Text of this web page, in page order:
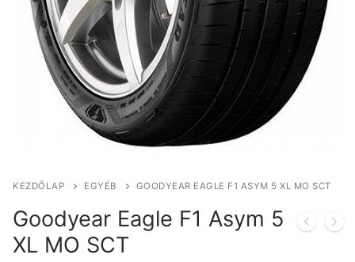
KEZDŐLAP EGYÉB GOODYEAR EAGLE F1 ASYM 5 XL MO SCT
Goodyear Eagle F1 Asym 5
XL MO SCT